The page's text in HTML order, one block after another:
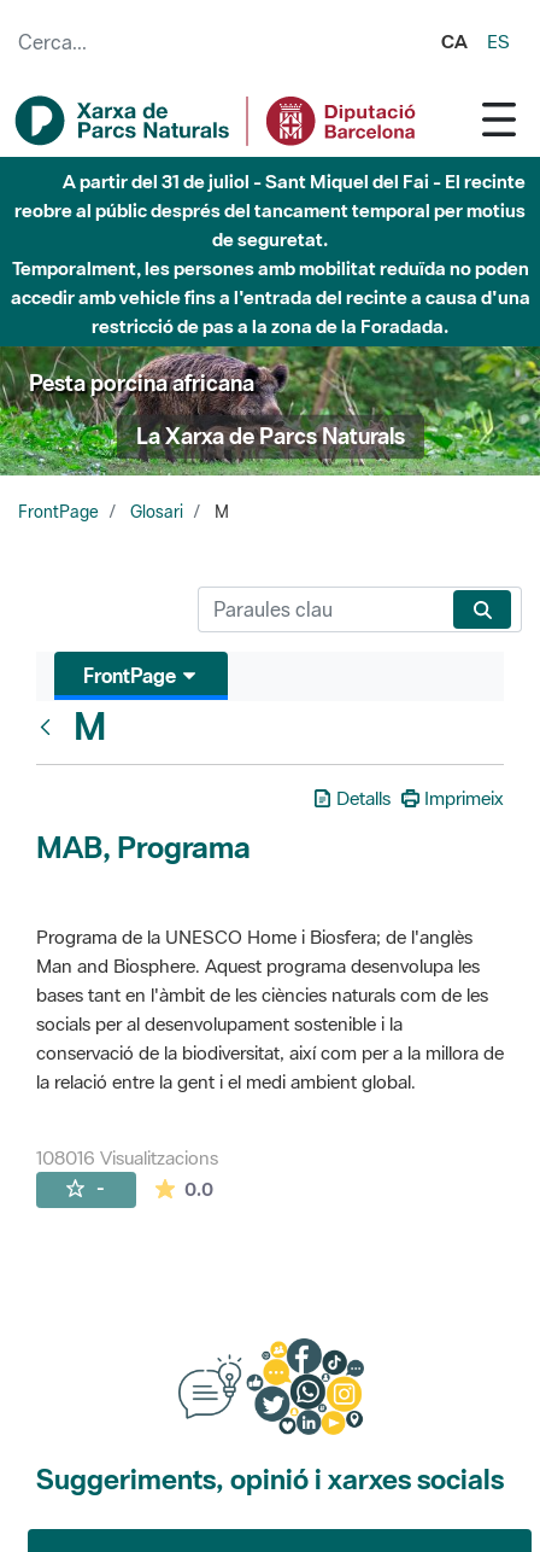
CA ES
A partir del 31 de juliol - Sant Miquel del Fai - El recinte
reobre al públic després del tancament temporal per motius
de seguretat.
Temporalment, les persones amb mobilitat reduïda no poden
accedir amb vehicle fins a l'entrada del recinte a causa d'una
restricció de pas a la zona de la Foradada.
Pesta porcina africana
La Xarxa de Parcs Naturals
FrontPage Glosari M
FrontPage
M
Detalls Imprimeix
MAB, Programa
Programa de la UNESCO Home i Biosfera; de l'anglès
Man and Biosphere. Aquest programa desenvolupa les
bases tant en l'àmbit de les ciències naturals com de les
socials per al desenvolupament sostenible i la
conservació de la biodiversitat, així com per a la millora de
la relació entre la gent i el medi ambient global.
108016 Visualitzacions
- 0.0La mitjana de les valoracions és de 0
Suggeriments, opinió i xarxes socials